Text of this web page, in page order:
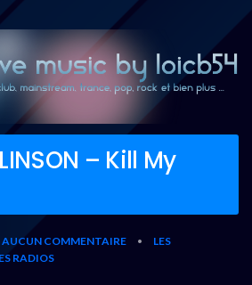
– Kill My
AUCUN COMMENTAIRE •
LES
RADIOS